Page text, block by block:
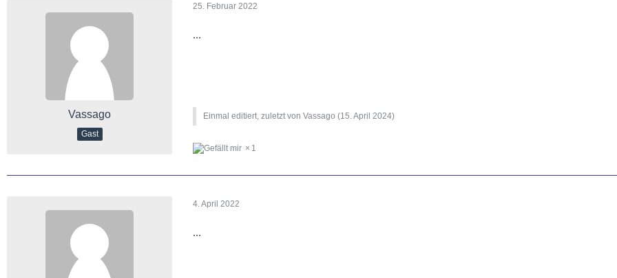
Vassago
Gast
25. Februar 2022
...
Einmal editiert, zuletzt von Vassago (15. April 2024)
1
4. April 2022
...